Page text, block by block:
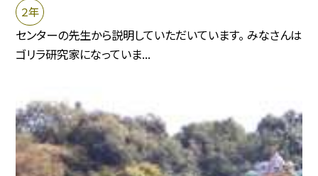
２年
センターの先生から説明していただいています。 みなさんは
ゴリラ研究家になっていま...